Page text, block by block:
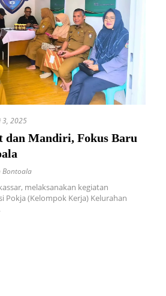
3, 2025
dan Mandiri, Fokus Baru
Bontoala
melaksanakan kegiatan
(Kelompok Kerja) Kelurahan